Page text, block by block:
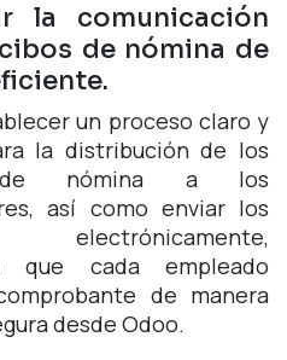
la comunicación
de nómina de
un proceso claro y
la distribución de los
de nómina a los
así como enviar los
que cada empleado
de manera
desde Odoo.